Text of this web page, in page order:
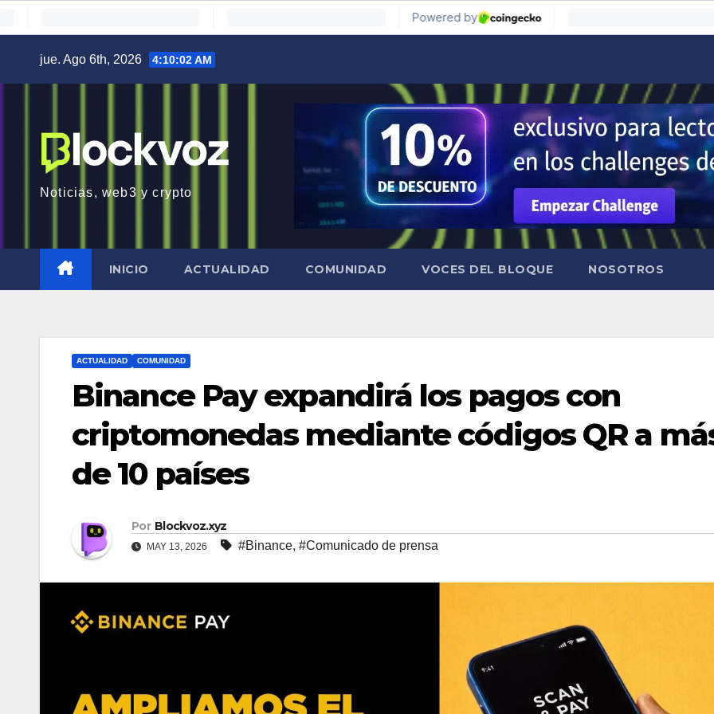
jue. Ago 6th, 2026 4:10:03 AM
Noticias, web3 y crypto
INICIO ACTUALIDAD COMUNIDAD VOCES DEL BLOQUE NOSOTROS
ACTUALIDAD COMUNIDAD
Binance Pay expandirá los pagos con
criptomonedas mediante códigos QR a
de 10 países
Por Blockvoz.xyz
MAY 13, 2026 #Binance, #Comunicado de prensa